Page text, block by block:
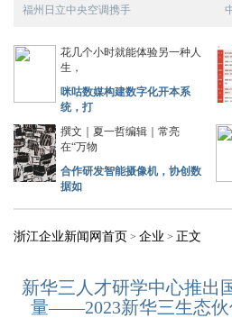
福州日立中央空调携手
花几个小时就能体验另一种人
生，
咪咕数媒构建数字化开本系
统，打
撰文｜夏一哲编辑｜常亮
在“万物
合作研发智能摄像机，协创数
据如
浙江企业新闻网首页 > 企业 > 正文
新华三人才研学中心推出
量——2023新华三生态伙